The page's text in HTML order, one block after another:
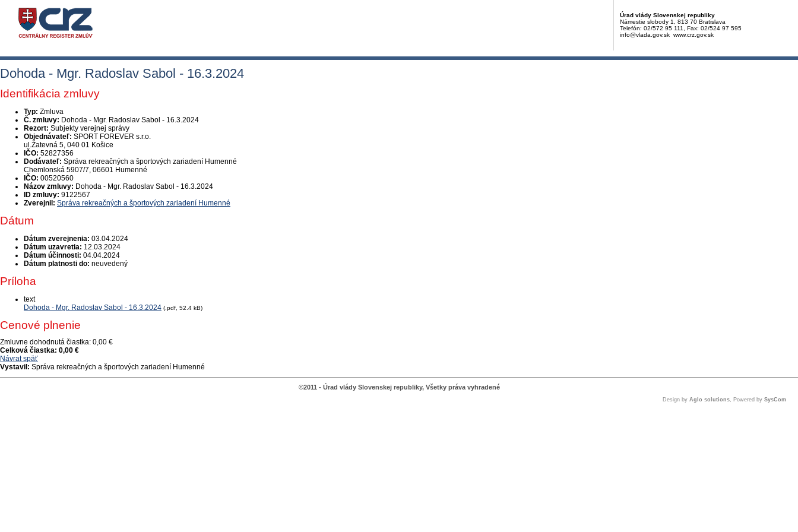
Úrad vlády Slovenskej republiky
Námestie slobody 1, 813 70 Bratislava
Telefón: 02/572 95 111, Fax: 02/524 97 595
info@vlada.gov.sk www.crz.gov.sk
Dohoda - Mgr. Radoslav Sabol - 16.3.2024
Identifikácia zmluvy
Typ: Zmluva
Č. zmluvy: Dohoda - Mgr. Radoslav Sabol - 16.3.2024
Rezort: Subjekty verejnej správy
Objednávateľ: SPORT FOREVER s.r.o.
ul.Žatevná 5, 040 01 Košice
IČO: 52827356
Dodávateľ: Správa rekreačných a športových zariadení Humenné
Chemlonská 5907/7, 06601 Humenné
IČO: 00520560
Názov zmluvy: Dohoda - Mgr. Radoslav Sabol - 16.3.2024
ID zmluvy: 9122567
Zverejnil: Správa rekreačných a športových zariadení Humenné
Dátum
Dátum zverejnenia: 03.04.2024
Dátum uzavretia: 12.03.2024
Dátum účinnosti: 04.04.2024
Dátum platnosti do: neuvedený
Príloha
text
Dohoda - Mgr. Radoslav Sabol - 16.3.2024 (.pdf, 52.4 kB)
Cenové plnenie
Zmluvne dohodnutá čiastka: 0,00 €
Celková čiastka: 0,00 €
Návrat späť
Vystavil: Správa rekreačných a športových zariadení Humenné
©2011 - Úrad vlády Slovenskej republiky, Všetky práva vyhradené
Design by Aglo solutions, Powered by SysCom